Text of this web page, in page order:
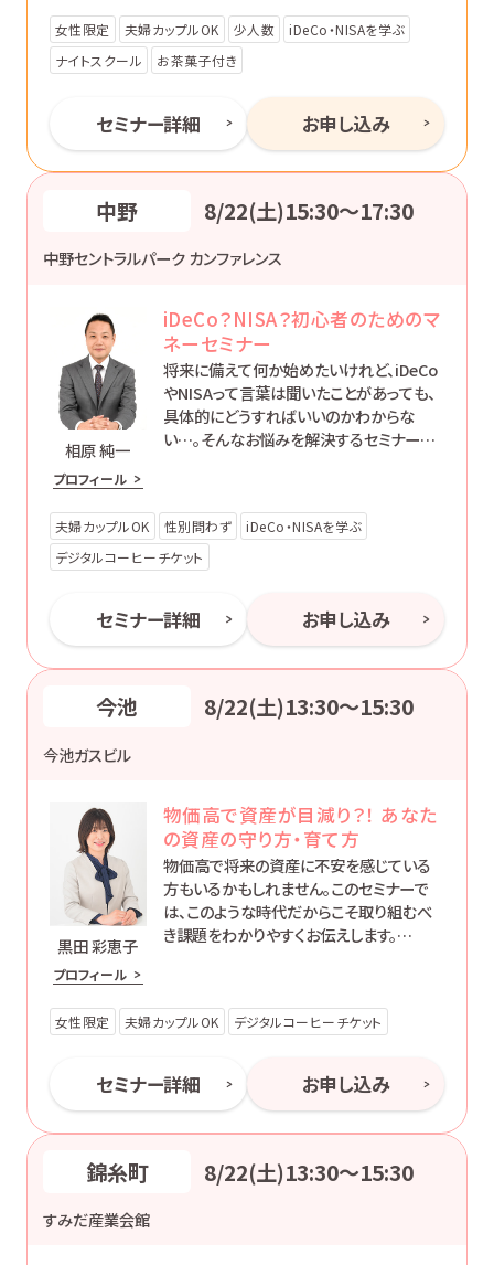
女性限定 夫婦カップルOK 少人数
iDeCo・NISAを学ぶ
ナイトスクール
お茶菓子付き
セミナー詳細 お申し込み
中野 8/22(土)15:30〜17:30
中野セントラルパーク カンファレンス
相原 純一
プロフィール
iDeCo？NISA？初心者のためのマ
ネーセミナー
将来に備えて何か始めたいけれど、iDeCo
やNISAって言葉は聞いたことがあっても、
具体的にどうすればいいのかわからな
い…。そんなお悩みを解決するセミナーで
夫婦カップルOK 性別問わず
iDeCo・NISAを学ぶ
デジタルコーヒーチケット
セミナー詳細 お申し込み
今池 8/22(土)13:30〜15:30
今池ガスビル
黒田 彩恵子
プロフィール
物価高で資産が目減り？！ あなた
の資産の守り方・育て方
物価高で将来の資産に不安を感じている
方もいるかもしれません。このセミナーで
は、このような時代だからこそ取り組むべ
き課題をわかりやすくお伝えします。
う。
女性限定 夫婦カップルOK デジタルコーヒーチケット
セミナー詳細 お申し込み
錦糸町 8/22(土)13:30〜15:30
すみだ産業会館